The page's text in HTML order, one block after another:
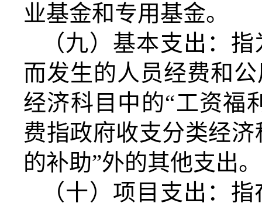
业基金和专用基金。
（九）基本支出：
而发生的人员经费和
经济科目中的“工资福
费指政府收支分类经
的补助”外的其他支出。
（十）项目支出：